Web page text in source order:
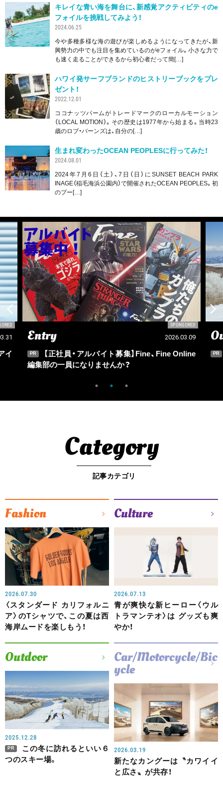
キレイな青い海を舞台に、新感覚アクティビティのe
フォイルを挑戦してみよう！
2024.06.25
今や多種多様な海の遊びが楽しめるようになってきたが、新
興勢力の中でも注目を集めているのがeフォイル。小さな力で
も速く走ることができるから初心者だって簡[…]
ハワイ発サーフブランドのヒストリーブックをプレ
ゼント！
2022.12.01
ココナッツパームがトレードマークのローカルモーション
（LOCAL MOTION）。その歴史は1977年から始まる。当時23
歳のロブ・バーンズは、自分の[…]
生まれ変わったOCEAN PEOPLESに行ってみた！
2024.08.01
2024年7月6日（土）、7日（日）にSUNSET BEACH PARK
INAGE（稲毛海浜公園内）で開催されたOCEAN PEOPLES。初
のプー[…]
イ
SPONSORED
Entry 2026.03.09
PR
【正社員・アルバイト募集】Fine、Fine Online
編集部の一員になりませんか？
PR
Category
記事カテゴリ
Fashion
2026.07.30
〈スタンダード カリフォルニ
ア〉のTシャツで、この夏は西
海岸ムードを楽しもう！
Culture
2026.07.13
青が爽快な新ヒーロー〈ウル
トラマンテオ〉は グッズも爽
やか！
Outdoor
2025.12.28
PR
この冬に訪れるといい６
つのスキー場。
Car/Motorcycle/Bic
ycle
2026.03.19
新たなカングーは〝カワイイ
と広さ〟が共存！